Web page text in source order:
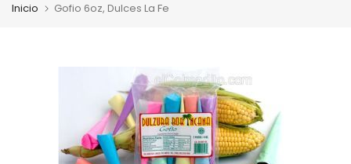
Inicio Gofio 6oz, Dulces La Fe